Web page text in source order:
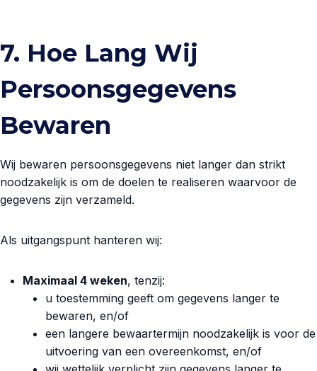
7. Hoe Lang Wij
Persoonsgegevens
Bewaren
Wij bewaren persoonsgegevens niet langer dan strikt
noodzakelijk is om de doelen te realiseren waarvoor de
gegevens zijn verzameld.
Als uitgangspunt hanteren wij:
Maximaal 4 weken, tenzij:
u toestemming geeft om gegevens langer te
bewaren, en/of
een langere bewaartermijn noodzakelijk is voor de
uitvoering van een overeenkomst, en/of